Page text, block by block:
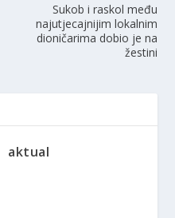
Sukob i raskol među
najutjecajnijim lokalnim
dioničarima dobio je na
žestini
aktual